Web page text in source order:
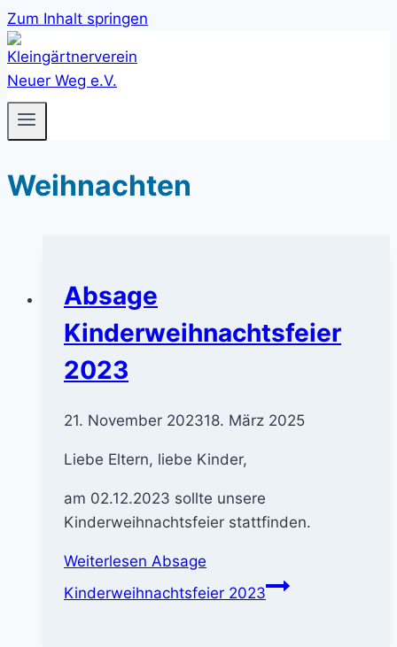
Zum Inhalt springen
Weihnachten
Absage
Kinderweihnachtsfeier
2023
21. November 202318. März 2025
Liebe Eltern, liebe Kinder,
am 02.12.2023 sollte unsere
Kinderweihnachtsfeier stattfinden.
Weiterlesen Absage
Kinderweihnachtsfeier 2023